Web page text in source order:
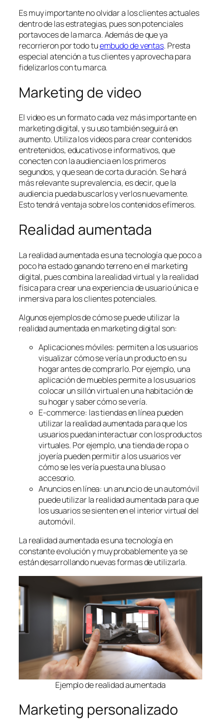
Es muy importante no olvidar a los clientes actuales
dentro de las estrategias, pues son potenciales
portavoces de la marca. Además de que ya
recorrieron por todo tuembudo de ventas. Presta
especial atención a tus clientes y aprovecha para
fidelizarlos con tu marca.
Marketing de video
El video es un formato cada vez más importante en
marketing digital, y su uso también seguirá en
aumento. Utiliza los videos para crear contenidos
entretenidos, educativos e informativos, que
conecten con la audiencia en los primeros
segundos, y que sean de corta duración. Se hará
más relevante su prevalencia, es decir, que la
audiencia pueda buscarlos y verlos nuevamente.
Esto tendrá ventaja sobre los contenidos efímeros.
Realidad aumentada
La realidad aumentada es una tecnología que poco a
poco ha estado ganando terreno en el marketing
digital, pues combina la realidad virtual y la realidad
física para crear una experiencia de usuario única e
inmersiva para los clientes potenciales.
Algunos ejemplos de cómo se puede utilizar la
realidad aumentada en marketing digital son:
Aplicaciones móviles: permiten a los usuarios
visualizar cómo se vería un producto en su
hogar antes de comprarlo. Por ejemplo, una
aplicación de muebles permite a los usuarios
colocar un sillón virtual en una habitación de
su hogar y saber cómo se vería.
E-commerce: las tiendas en línea pueden
utilizar la realidad aumentada para que los
usuarios puedan interactuar con los productos
virtuales. Por ejemplo, una tienda de ropa o
joyería pueden permitir a los usuarios ver
cómo se les vería puesta una blusa o
accesorio.
Anuncios en línea: un anuncio de un automóvil
puede utilizar la realidad aumentada para que
los usuarios se sienten en el interior virtual del
automóvil.
La realidad aumentada es una tecnología en
constante evolución y muy probablemente ya se
están desarrollando nuevas formas de utilizarla.
Ejemplo de realidad aumentada
Marketing personalizado